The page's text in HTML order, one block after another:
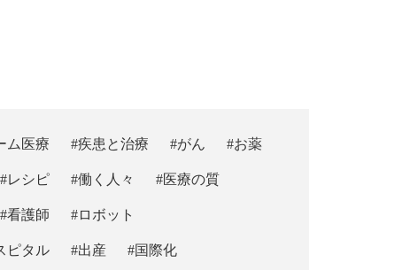
ム医療 #疾患と治療 #がん #お薬
#レシピ #働く人々 #医療の質
#看護師 #ロボット
ピタル #出産 #国際化